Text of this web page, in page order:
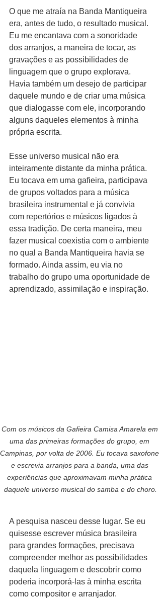
O que me atraía na Banda Mantiqueira
era, antes de tudo, o resultado musical.
Eu me encantava com a sonoridade
dos arranjos, a maneira de tocar, as
gravações e as possibilidades de
linguagem que o grupo explorava.
Havia também um desejo de participar
daquele mundo e de criar uma música
que dialogasse com ele, incorporando
alguns daqueles elementos à minha
própria escrita.
Esse universo musical não era
inteiramente distante da minha prática.
Eu tocava em uma gafieira, participava
de grupos voltados para a música
brasileira instrumental e já convivia
com repertórios e músicos ligados à
essa tradição. De certa maneira, meu
fazer musical coexistia com o ambiente
no qual a Banda Mantiqueira havia se
formado. Ainda assim, eu via no
trabalho do grupo uma oportunidade de
aprendizado, assimilação e inspiração.
Com os músicos da Gafieira Camisa Amarela em
uma das primeiras formações do grupo, em
Campinas, por volta de 2006. Eu tocava saxofone
e escrevia arranjos para a banda, uma das
experiências que aproximavam minha prática
daquele universo musical do samba e do choro.
A pesquisa nasceu desse lugar. Se eu
quisesse escrever música brasileira
para grandes formações, precisava
compreender melhor as possibilidades
daquela linguagem e descobrir como
poderia incorporá-las à minha escrita
como compositor e arranjador.